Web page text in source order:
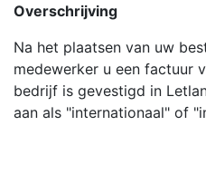
Overschrijving
Na het plaatsen van uw
medewerker u een factuur
bedrijf is gevestigd in
aan als "internationaal" of